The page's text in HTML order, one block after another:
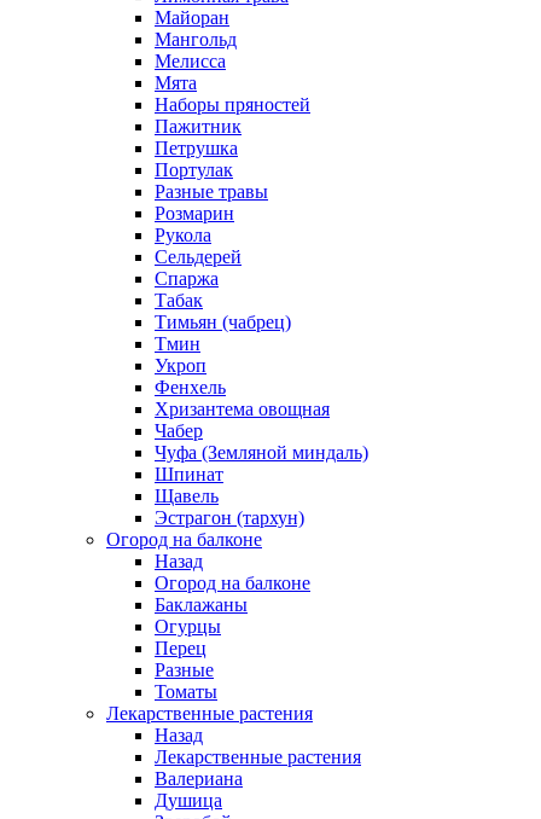
Майоран
Мангольд
Мелисса
Мята
Наборы пряностей
Пажитник
Петрушка
Портулак
Разные травы
Розмарин
Рукола
Сельдерей
Спаржа
Табак
Тимьян (чабрец)
Тмин
Укроп
Фенхель
Хризантема овощная
Чабер
Чуфа (Земляной миндаль)
Шпинат
Щавель
Эстрагон (тархун)
Огород на балконе
Назад
Огород на балконе
Баклажаны
Огурцы
Перец
Разные
Томаты
Лекарственные растения
Назад
Лекарственные растения
Валериана
Душица